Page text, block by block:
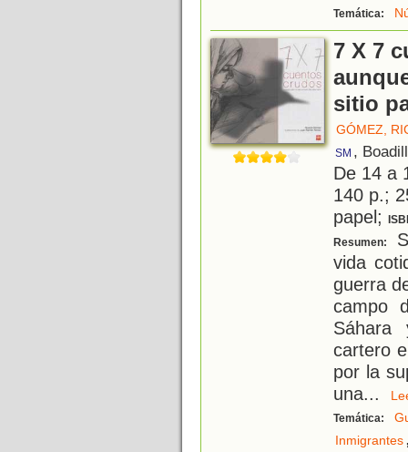
Temática:
7 X 7
sitio
GÓMEZ,
SM ,
De 14 a
140 p.;
papel;
Resumen:
vida
guerra
campo
cartero
por la
una...
Temática:
Inmigrantes